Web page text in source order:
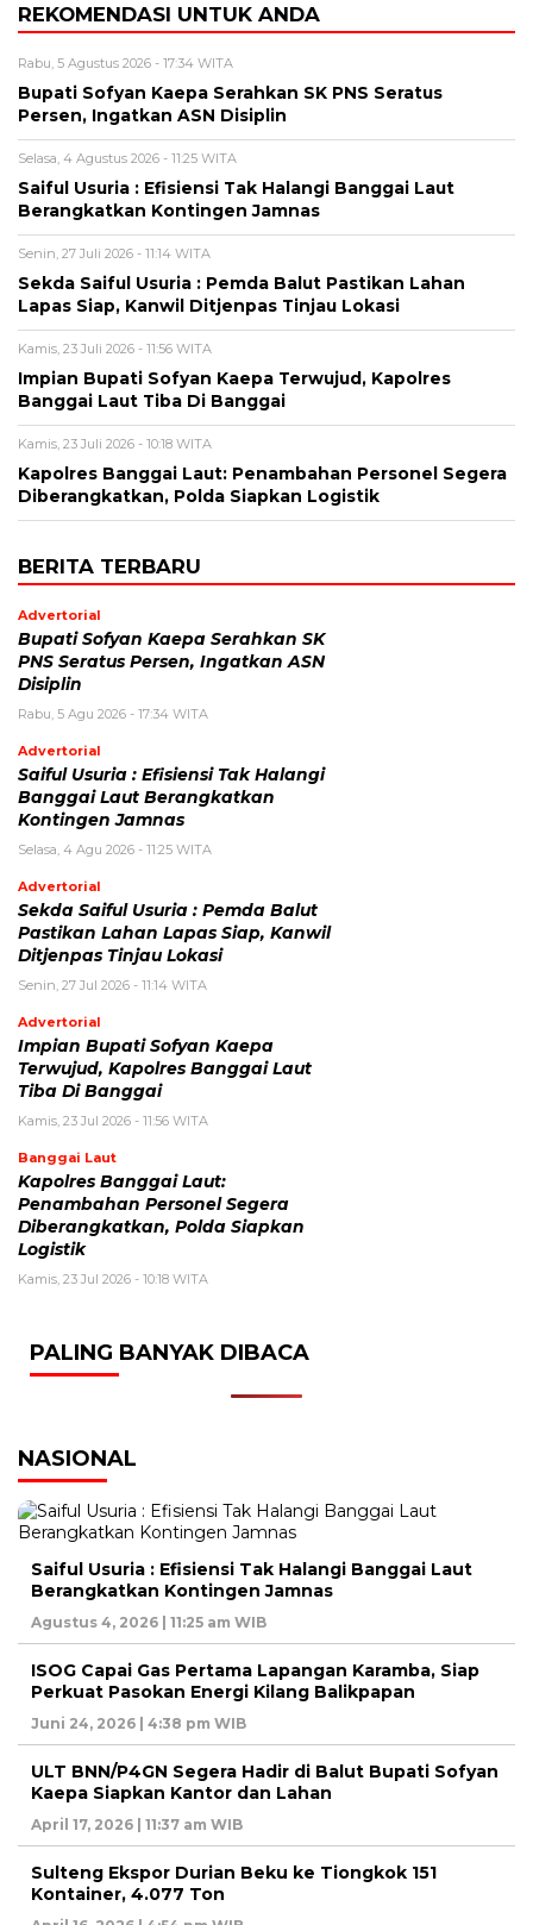
REKOMENDASI UNTUK ANDA
Rabu, 5 Agustus 2026 - 17:34 WITA
Bupati Sofyan Kaepa Serahkan SK PNS Seratus
Persen, Ingatkan ASN Disiplin
Selasa, 4 Agustus 2026 - 11:25 WITA
Saiful Usuria : Efisiensi Tak Halangi Banggai Laut
Berangkatkan Kontingen Jamnas
Senin, 27 Juli 2026 - 11:14 WITA
Sekda Saiful Usuria : Pemda Balut Pastikan Lahan
Lapas Siap, Kanwil Ditjenpas Tinjau Lokasi
Kamis, 23 Juli 2026 - 11:56 WITA
Impian Bupati Sofyan Kaepa Terwujud, Kapolres
Banggai Laut Tiba Di Banggai
Kamis, 23 Juli 2026 - 10:18 WITA
Kapolres Banggai Laut: Penambahan Personel Segera
Diberangkatkan, Polda Siapkan Logistik
BERITA TERBARU
Advertorial
Bupati Sofyan Kaepa Serahkan SK
PNS Seratus Persen, Ingatkan ASN
Disiplin
Rabu, 5 Agu 2026 - 17:34 WITA
Advertorial
Saiful Usuria : Efisiensi Tak Halangi
Banggai Laut Berangkatkan
Kontingen Jamnas
Selasa, 4 Agu 2026 - 11:25 WITA
Advertorial
Sekda Saiful Usuria : Pemda Balut
Pastikan Lahan Lapas Siap, Kanwil
Ditjenpas Tinjau Lokasi
Senin, 27 Jul 2026 - 11:14 WITA
Advertorial
Impian Bupati Sofyan Kaepa
Terwujud, Kapolres Banggai Laut
Tiba Di Banggai
Kamis, 23 Jul 2026 - 11:56 WITA
Banggai Laut
Kapolres Banggai Laut:
Penambahan Personel Segera
Diberangkatkan, Polda Siapkan
Logistik
Kamis, 23 Jul 2026 - 10:18 WITA
PALING BANYAK DIBACA
NASIONAL
Saiful Usuria : Efisiensi Tak Halangi Banggai Laut
Berangkatkan Kontingen Jamnas
Agustus 4, 2026 | 11:25 am WIB
ISOG Capai Gas Pertama Lapangan Karamba, Siap
Perkuat Pasokan Energi Kilang Balikpapan
Juni 24, 2026 | 4:38 pm WIB
ULT BNN/P4GN Segera Hadir di Balut Bupati Sofyan
Kaepa Siapkan Kantor dan Lahan
April 17, 2026 | 11:37 am WIB
Sulteng Ekspor Durian Beku ke Tiongkok 151
Kontainer, 4.077 Ton